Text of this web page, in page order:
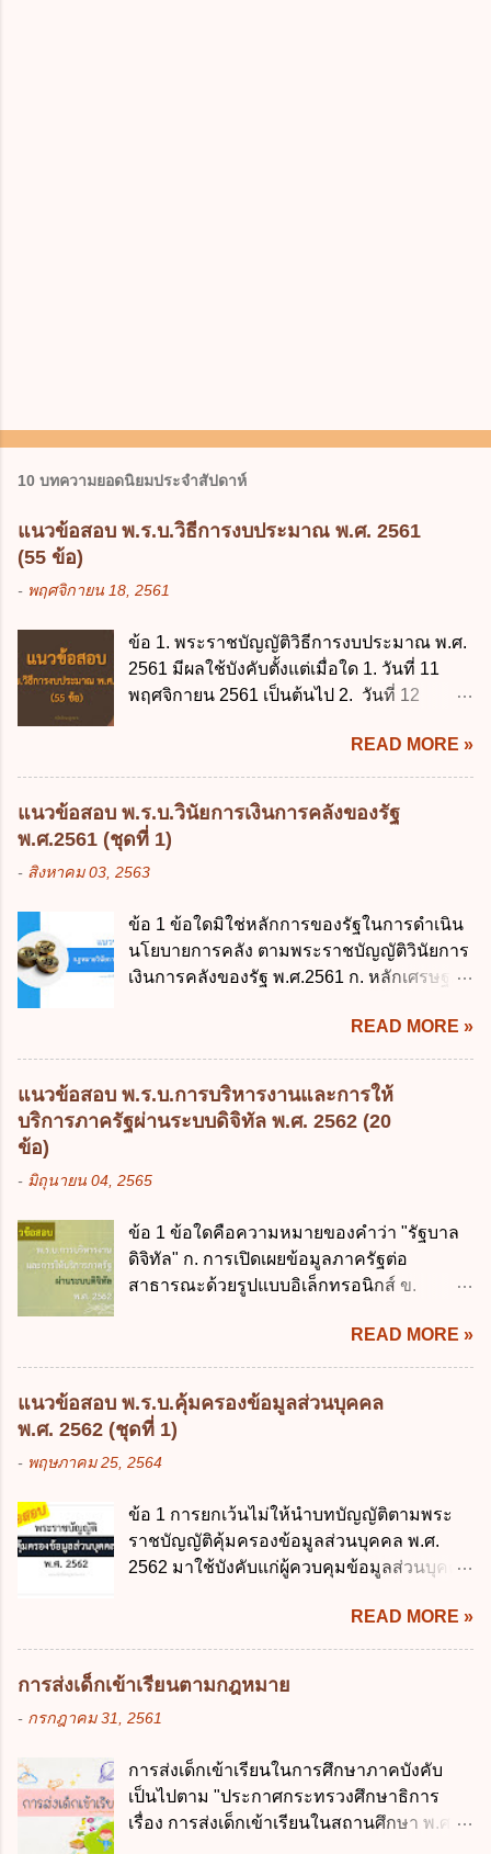
10 บทความยอดนิยมประจำสัปดาห์
แนวข้อสอบ พ.ร.บ.วิธีการงบประมาณ พ.ศ. 2561
(55 ข้อ)
- พฤศจิกายน 18, 2561
ข้อ 1. พระราชบัญญัติวิธีการงบประมาณ พ.ศ.
2561 มีผลใช้บังคับตั้งแต่เมื่อใด 1. วันที่ 11
พฤศจิกายน 2561 เป็นต้นไป 2. วันที่ 12
พฤศจิกายน 2561 เป็นต้นไป 4. วันที่ 14
พฤศจิกายน 2561 เป็นต้นไป ข้อ 2. พระราช
บัญญัติวิธีการงบประมาณ พ.ศ. 2561 ไม่ได้
ยกเลิกกฎหมายฉบับใด 1. พระราชบัญญัติวิธี
การงบประมาณ พ.ศ. 2502 2. พระราชบัญญัติ
วิธีการงบประมาณ (ฉบับที่ 3) พ.ศ. 2511 3.
พ.ศ. 2544 4. ประกาศของคณะปฏิวัติ ฉบับที่
203 ลงวันที่ 31 สิงหาคม 2515 ข้อ 3. ข้อใดไม่
ถูกต้อง 1. นายกรัฐมนตรีมีอำนาจออกกฎเพื่อ
ประมาณ พ.ศ. 2561 2. นายกรัฐมนตรีเป็นผู้
รักษาการตามพระราช บัญญัติวิธีการงบ
ประมาณ พ.ศ. 2561 3. รัฐมนตรีว่าการ
กระทรวงการคลัง เป็นผู้รักษาการตามพระ
โปร่งใสและตรวจสอบได้ ข้อ 4. พระราช
บัญญัติวิธีการงบประมาณ พ.ศ. 2561 บัญญัติ
ให้การบริหา...
READ MORE »
แนวข้อสอบ พ.ร.บ.วินัยการเงินการคลังของรัฐ
พ.ศ.2561 (ชุดที่ 1)
- สิงหาคม 03, 2563
ข้อ 1 ข้อใดมิใช่หลักการของรัฐในการดำเนิน
นโยบายการคลัง ตามพระราชบัญญัติวินัยการ
เงินการคลังของรัฐ พ.ศ.2561 ก. หลักเศรษฐกิจ
เศรษฐกิจ ค. หลักการพัฒนาทางเศรษฐกิจ
อย่างยั่งยืน ง. หลักความเป็นธรรมในสังคม ข้อ
2 สัดส่วนหนี้สาธารณะต่อผลิตภัณฑ์มวลรวม
ในประเทศเพื่อใช้เป็นกรอบในการบริหารหนี้
สาธารณะเป็นไปตามข้อใด ก. ไม่เกินร้อยละ 5
เกินร้อยละ 60 ข้อ 3 กฎหมายว่าด้วยวินัยการ
กฎหมายที่ให้จัดเก็บภาษีอากรหรือค่า
ธรรมเนียมเพิ่มขึ้นจากที่กำหนดไว้ในกฎหมาย
เพื่อการนำไปใช้จ่ายตามวัตถุประสงค์หรือเพื่อ
ข้อใด ก. เป็นไปตามความต้องการของชุมชน
ข. เพื่อป็นรายได้ขององค์กรปกครองส่วนท้อง
ถิ่น ค. มีเหตุจำเป็นหรือเหตุฉุกเฉินที่มิอาจหลีก
เลี่ยงได้ ง. สอดคล้องกับยุทธศาสตร์ชาติ ข้อ 4
ประกอบการพิจารณาในเรื่องต่อไปนี้ ยกเว้น
ข้อใด ก. การจัดเก็บหรือหารายได้ ข. การ
จัดสรรงบประมาณรายจ่าย ค. การจัดทำงบ
READ MORE »
แนวข้อสอบ พ.ร.บ.การบริหารงานและการให้
บริการภาครัฐผ่านระบบดิจิทัล พ.ศ. 2562 (20
ข้อ)
- มิถุนายน 04, 2565
ข้อ 1 ข้อใดคือความหมายของคำว่า "รัฐบาล
ดิจิทัล" ก. การเปิดเผยข้อมูลภาครัฐต่อ
สาธารณะด้วยรูปแบบอิเล็กทรอนิกส์ ข.
การบริหารงาน การให้บริการ การบูรณาการ
ข้อมูลภาครัฐ ค. วิธีการนำสัญลักษณ์ศูนย์และ
หนึ่ง เพื่อใช้สร้างระบบต่าง ๆ ง. สำนักงาน
พัฒนารัฐบาลดิจิทัล (องค์การมหาชน) ข้อ 2
การบริหารงานภาครัฐและการจัดทำบริการ
สาธารณะผ่านระบบดิจิทัล ต้องมีวัตถุประสงค์
ดิจิทัลอย่างคุ้มค่าและเต็มศักยภาพ ข. พัฒนา
โครงสร้างพื้นฐานด้านดิจิทัลที่จำเป็นให้เป็นไป
ตามมาตรฐานสากล ค. พัฒนาการเชื่อมโยง
จ่ายงบประมาณให้เกิดความคุ้มค่าและเป็นไป
ตามเป้าหมาย ข้อ 3 ข้อใดกล่าวได้ถูกต้องที่สุด
เกี่ยวกับ "แผนพัฒนารัฐบาลดิจิทัล" ก. เป็นธร
รับผิดชอบในการบริหารจัดการข้อมูลของ
หน่วยงานของรัฐ ง. กำหนดกรอบและทิศทาง
การบริหารงานภาครัฐและการจัดทำบริการ
READ MORE »
แนวข้อสอบ พ.ร.บ.คุ้มครองข้อมูลส่วนบุคคล
พ.ศ. 2562 (ชุดที่ 1)
- พฤษภาคม 25, 2564
ข้อ 1 การยกเว้นไม่ให้นำบทบัญญัติตามพระ
ราชบัญญัติคุ้มครองข้อมูลส่วนบุคคล พ.ศ.
2562 มาใช้บังคับแก่ผู้ควบคุมข้อมูลส่วนบุคคล
ข. พระราชกำหนด ค. พระราชกฤษฎีกา ง. กฎ
กระทรวง ข้อ 2 กฎหมายตามข้อ 1 กำหนด
หน่วยงานและกิจการใดที่ผู้ควบคุมข้อมูลส่วน
บุคคลไม่อยู่ในบังคับพระราชบัญญัติคุ้มครอง
ข้อมูลส่วนบุคคล พ.ศ. 2562 ก. หน่วยงานของ
ด้านความบันเทิงและนันทนาการ ง. ถูกทุกข้อ
ข้อ 3 โดยหลัก ทั่วไป พระราชบัญญัติคุ้มครอง
ข้อมูลส่วนบุคคล พ.ศ. 2562 ใช้บังคับตั้งแต่วัน
READ MORE »
การส่งเด็กเข้าเรียนตามกฎหมาย
- กรกฎาคม 31, 2561
การส่งเด็กเข้าเรียนในการศึกษาภาคบังคับ
เป็นไปตาม "ประกาศกระทรวงศึกษาธิการ
เรื่อง การส่งเด็กเข้าเรียนในสถานศึกษา พ.ศ.